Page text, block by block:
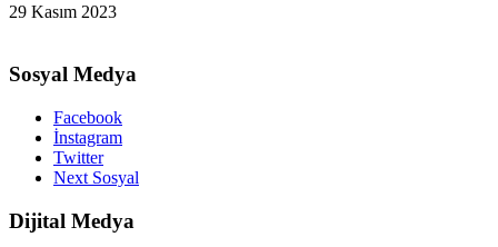
29 Kasım 2023
Sosyal Medya
Facebook
İnstagram
Twitter
Next Sosyal
Dijital Medya